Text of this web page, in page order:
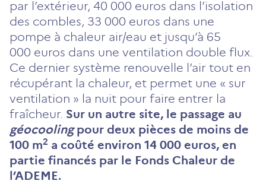
par l’extérieur, 40 000 euros dans l’isolation
des combles, 33 000 euros dans une
pompe à chaleur air/eau et jusqu’à 65
000 euros dans une ventilation double flux.
Ce dernier système renouvelle l’air tout en
récupérant la chaleur, et permet une « sur
ventilation » la nuit pour faire entrer la
fraîcheur. Sur un autre site, le passage au
géocoolingpour deux pièces de moins de
100 m2 a coûté environ 14 000 euros, en
partie financés par le Fonds Chaleur de
l’ADEME.